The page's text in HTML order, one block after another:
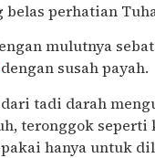
belas perhatian
mulutnya
dengan susah payah.
tadi darah
teronggok seperti
hanya untuk